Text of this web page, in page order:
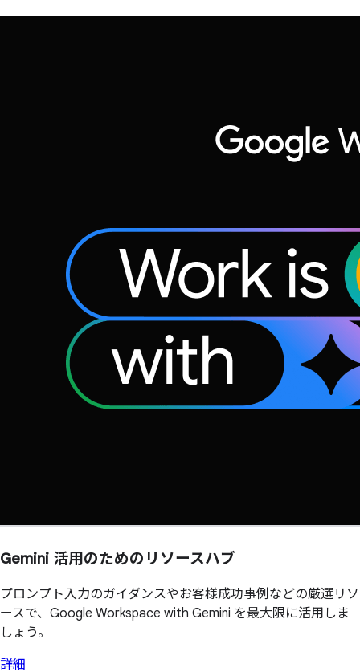
Gemini 活用のための リソースハブ
プロンプト入力のガイダンスやお客様成功事例などの厳選リソ
ースで、Google Workspace with Gemini を最大限に活用しま
しょう。
詳細